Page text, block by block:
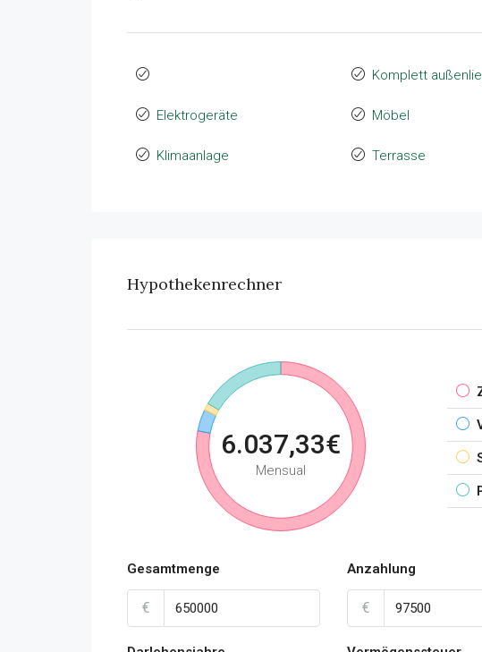
Elektrogeräte
Klimaanlage
Komplett
Möbel
Terrasse
Hypothekenrechner
6.037,33€
Mensual
Gesamtmenge
€
Anzahlung
€